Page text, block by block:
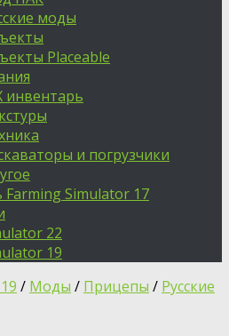
моды
Placeable
инвентарь
и погрузчики
Farming Simulator 17
22
19
/ Моды / Прицепы / Русские